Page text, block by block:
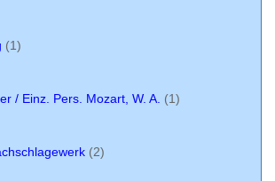
(1)
/ Einz. Pers. Mozart, W. A. (1)
(2)